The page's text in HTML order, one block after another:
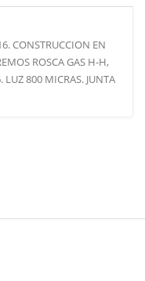
CONSTRUCCION EN
ROSCA GAS H-H,
800 MICRAS. JUNTA